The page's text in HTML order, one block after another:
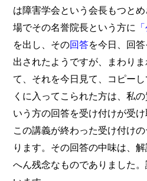
は障害学会という会長もつと
場でその名誉院長という方に
を出し、その回答を今日、回
出されたようですが、まわり
て、それを今日見て、コピー
くに入ってこられた方は、私
いう方の回答を受け付けが受け
この講義が終わった受け付け
ります。その回答の中味は、
へん残念なものでありました